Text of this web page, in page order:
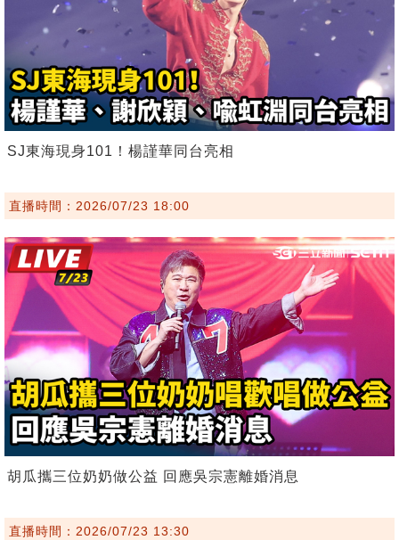
SJ東海現身101！楊謹華同台亮相
直播時間：2026/07/23 18:00
胡瓜攜三位奶奶做公益 回應吳宗憲離婚消息
直播時間：2026/07/23 13:30